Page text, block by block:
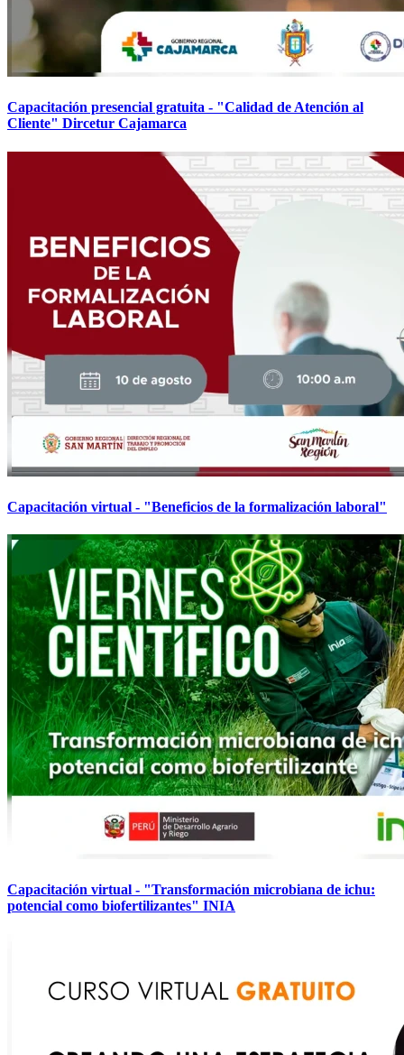
Capacitación presencial gratuita - "Calidad de Atención al
Cliente" Dircetur Cajamarca
Capacitación virtual - "Beneficios de la formalización laboral"
Capacitación virtual - "Transformación microbiana de ichu:
potencial como biofertilizantes" INIA